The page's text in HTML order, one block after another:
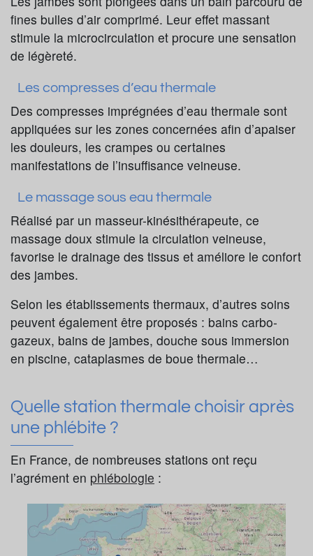
fines bulles d’air comprimé. Leur effet massant
stimule la microcirculation et procure une sensation
de légèreté.
Les compresses d’eau thermale
Des compresses imprégnées d’eau thermale sont
appliquées sur les zones concernées afin d’apaiser
les douleurs, les crampes ou certaines
manifestations de l’insuffisance veineuse.
Le massage sous eau thermale
Réalisé par un masseur-kinésithérapeute, ce
massage doux stimule la circulation veineuse,
favorise le drainage des tissus et améliore le confort
des jambes.
Selon les établissements thermaux, d’autres soins
peuvent également être proposés : bains carbo-
gazeux, bains de jambes, douche sous immersion
en piscine, cataplasmes de boue thermale…
Quelle station thermale choisir après
une phlébite ?
En France, de nombreuses stations ont reçu
l’agrément en phlébologie :